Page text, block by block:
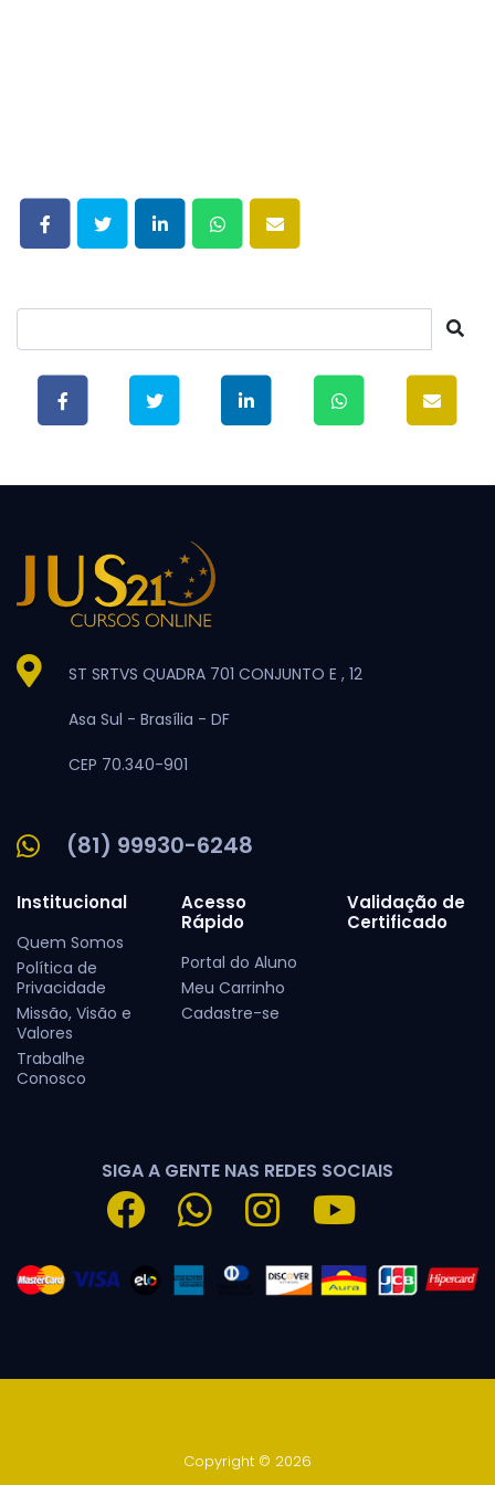
ST SRTVS QUADRA 701 CONJUNTO E , 12
Asa Sul - Brasília - DF
CEP 70.340-901
(81) 99930-6248
Institucional
Quem Somos
Política de
Privacidade
Missão, Visão e
Valores
Trabalhe
Conosco
Acesso
Rápido
Portal do Aluno
Meu Carrinho
Cadastre-se
Validação de
Certificado
SIGA A GENTE NAS REDES SOCIAIS
Copyright © 2026